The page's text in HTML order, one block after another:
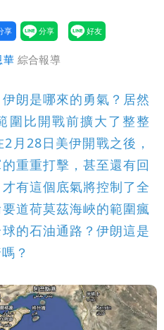
華 綜合報導
朗是哪來的勇氣？居然
圍比開戰前擴大了整整
月28日美伊開戰之後，
重重打擊，甚至還有回
有這個底氣將控制了全
道荷莫茲海峽的範圍瘋
的石油通路？伊朗這是
？